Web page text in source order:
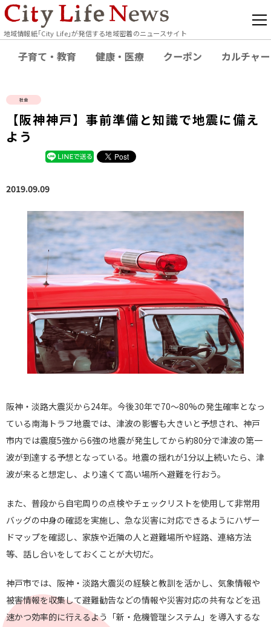
地域情報紙｢City Life｣が発信する地域密着のニュースサイト
子育て・教育 健康・医療 クーポン カルチャー
社会
【阪神神戸】事前準備と知識で地震に備え
よう
2019.09.09
阪神・淡路大震災から24年。今後30年で70～80%の発生確率となっ
ている南海トラフ地震では、津波の影響も大きいと予想され、神戸
市内では震度5強から6強の地震が発生してから約80分で津波の第一
波が到達する予想となっている。地震の揺れが1分以上続いたら、津
波が来ると想定し、より遠くて高い場所へ避難を行おう。
また、普段から自宅周りの点検やチェックリストを使用して非常用
バッグの中身の確認を実施し、急な災害に対応できるようにハザー
ドマップを確認し、家族や近隣の人と避難場所や経路、連絡方法
等、話し合いをしておくことが大切だ。
神戸市では、阪神・淡路大震災の経験と教訓を活かし、気象情報や
被害情報を収集して避難勧告などの情報や災害対応の共有などを迅
速かつ効率的に行えるよう「新・危機管理システム」を導入するな